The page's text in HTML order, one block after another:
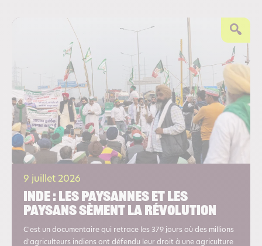
9 juillet 2026
Inde : les paysannes et les
paysans sèment la révolution
C'est un documentaire qui retrace les 379 jours où des millions
d'agriculteurs indiens ont défendu leur droit à une agriculture